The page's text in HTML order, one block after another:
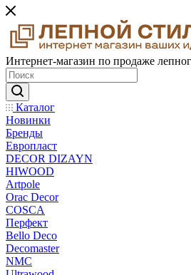
Интернет-магазин по продаже
Каталог
Новинки
Бренды
Европласт
DECOR DIZAYN
HIWOOD
Artpole
Orac Decor
COSCA
Перфект
Bello Deco
Decomaster
NMС